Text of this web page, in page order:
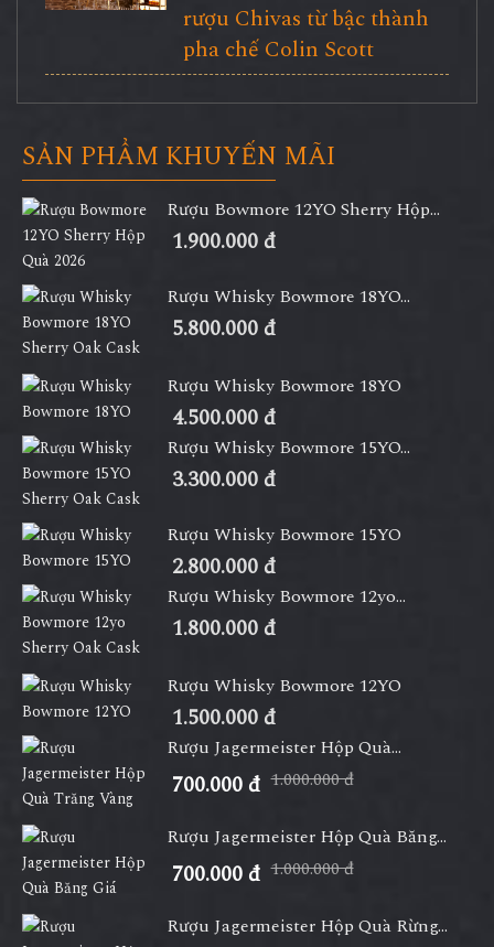
rượu Chivas từ bậc thành
pha chế Colin Scott
SẢN PHẨM KHUYẾN MÃI
Rượu Bowmore 12YO Sherry Hộp...
1.900.000 đ
Rượu Whisky Bowmore 18YO...
5.800.000 đ
Rượu Whisky Bowmore 18YO
4.500.000 đ
Rượu Whisky Bowmore 15YO...
3.300.000 đ
Rượu Whisky Bowmore 15YO
2.800.000 đ
Rượu Whisky Bowmore 12yo...
1.800.000 đ
Rượu Whisky Bowmore 12YO
1.500.000 đ
Rượu Jagermeister Hộp Quà...
700.000 đ 1.000.000 đ
Rượu Jagermeister Hộp Quà Băng...
700.000 đ 1.000.000 đ
Rượu Jagermeister Hộp Quà Rừng...